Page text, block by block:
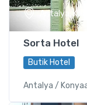
Antalya,
Sorta Hotel
Butik Hotel
Antalya /